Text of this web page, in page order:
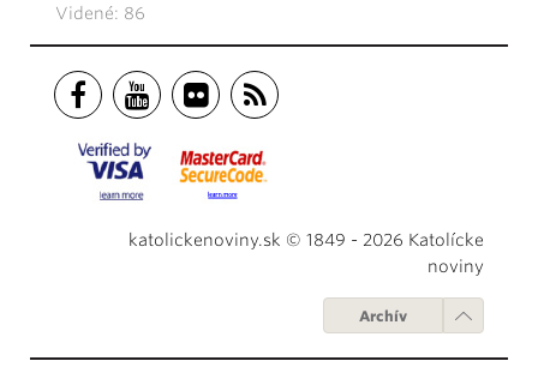
Videné: 86
katolickenoviny.sk © 1849 - 2026 Katolícke
noviny
Archív